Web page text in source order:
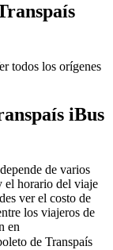
todos los orígenes
iBus
de varios
el horario del viaje
ver el costo de
los viajeros de
en
de Transpaís